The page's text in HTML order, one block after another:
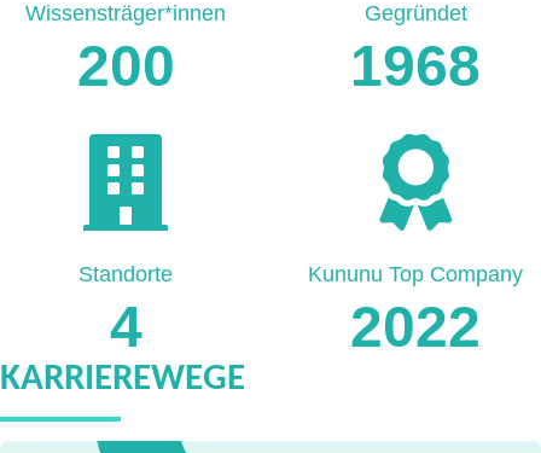
200
Wissensträger*innen
1968
Gegründet
4
Standorte
2022
Kununu Top Company
KARRIEREWEGE